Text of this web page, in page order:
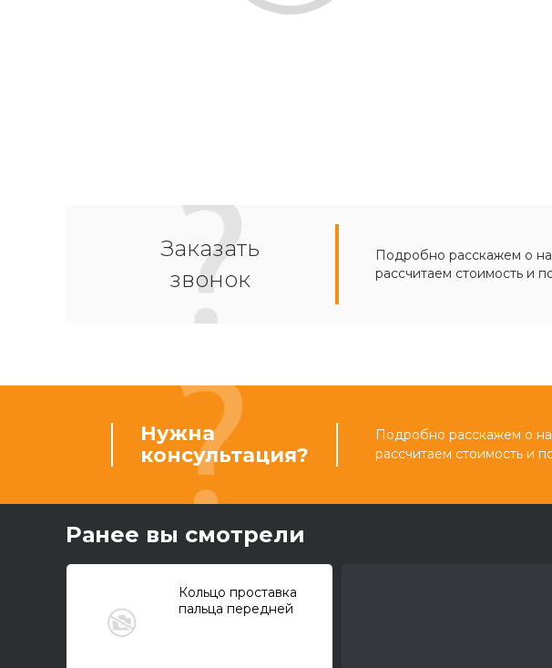
Заказать
звонок
Подробно расскажем о
рассчитаем стоимость и
Нужна
консультация?
Подробно расскажем о
рассчитаем стоимость и
Ранее вы смотрели
Кольцо проставка
пальца передней